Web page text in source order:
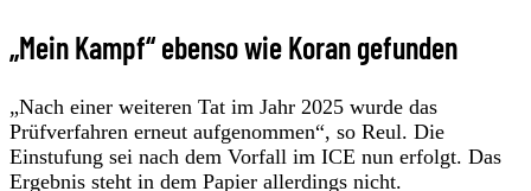
„Mein Kampf“ ebenso wie Koran gefunden
„Nach einer weiteren Tat im Jahr 2025 wurde das
Prüfverfahren erneut aufgenommen“, so Reul. Die
Einstufung sei nach dem Vorfall im ICE nun erfolgt. Das
Ergebnis steht in dem Papier allerdings nicht.